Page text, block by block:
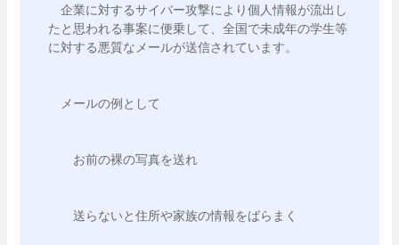
企業に対するサイバー攻撃により個人情報が流出し
たと思われる事案に便乗して、全国で未成年の学生等
に対する悪質なメールが送信されています。
メールの例として
お前の裸の写真を送れ
送らないと住所や家族の情報をばらまく